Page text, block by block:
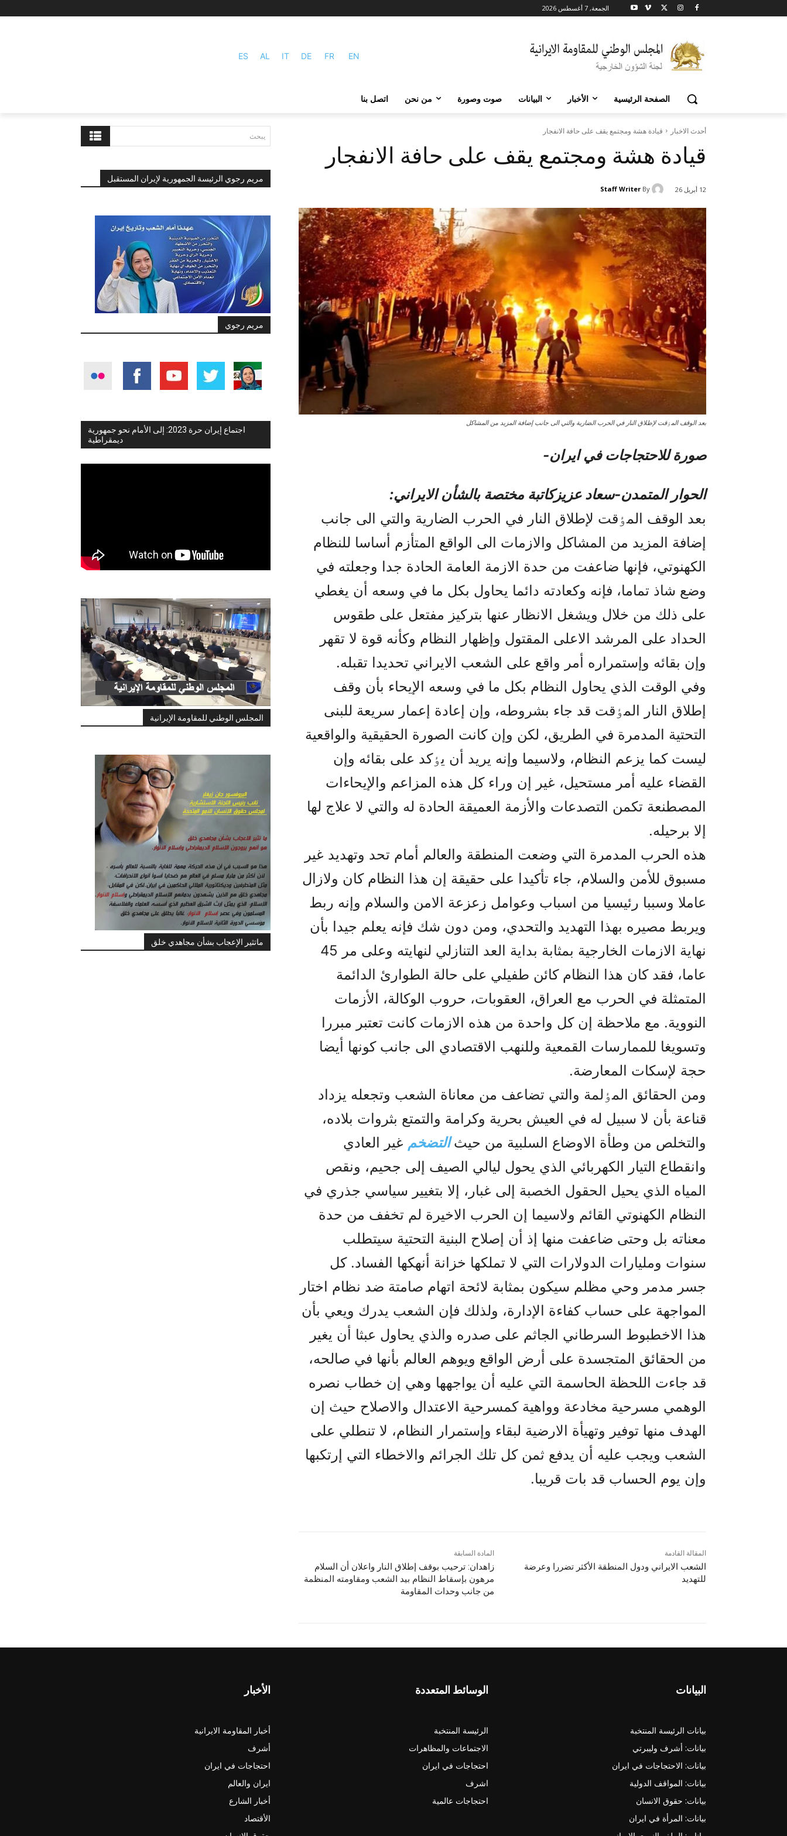
الجمعة, 7 أغسطس 2026
ES AL IT DE FR EN
الصفحة الرئيسية الأخبار البيانات صوت وصورة من نحن اتصل بنا
يبحث
مريم رجوي الرئيسة الجمهورية لإيران المستقبل
مريم رجوي
اجتماع إيران حرة 2023: إلى الأمام نحو جمهورية
ديمقراطية
المجلس الوطني للمقاومة الإيرانية
ماتثير الإعجاب بشأن مجاهدي خلق
أحدث الاخبار قيادة هشة ومجتمع يقف على حافة الانفجار
قيادة هشة ومجتمع يقف على حافة الانفجار
12 أبريل 26 By
Staff Writer
بعد الوقف المٶقت لإطلاق النار في الحرب الضارية والتي الى جانب إضافة المزيد من المشاکل
صورة للاحتجاجات في ایران-
الحوار المتمدن-سعاد عزيزکاتبة مختصة بالشأن الايراني:
بعد الوقف المٶقت لإطلاق النار في الحرب الضارية والتي الى جانب
إضافة المزيد من المشاکل والازمات الى الواقع المتأزم أساسا للنظام
الکهنوتي، فإنها ضاعفت من حدة الازمة العامة الحادة جدا وجعلته في
وضع شاذ تماما، فإنه وکعادته دائما يحاول بکل ما في وسعه أن يغطي
على ذلك من خلال ويشغل الانظار عنها بترکيز مفتعل على طقوس
الحداد على المرشد الاعلى المقتول وإظهار النظام وکأنه قوة لا تقهر
وإن بقائه وإستمراره أمر واقع على الشعب الايراني تحديدا تقبله.
وفي الوقت الذي يحاول النظام بکل ما في وسعه الإيحاء بأن وقف
إطلاق النار المٶقت قد جاء بشروطه، وإن إعادة إعمار سريعة للبنى
التحتية المدمرة في الطريق، لکن وإن کانت الصورة الحقيقية والواقعية
ليست کما يزعم النظام، ولاسيما وإنه يريد أن يٶکد على بقائه وإن
القضاء عليه أمر مستحيل، غير إن وراء کل هذه المزاعم والإيحاءات
المصطنعة تکمن التصدعات والأزمة العميقة الحادة له والتي لا علاج لها
إلا برحيله.
هذه الحرب المدمرة التي وضعت المنطقة والعالم أمام تحد وتهديد غير
مسبوق للأمن والسلام، جاء تأکيدا على حقيقة إن هذا النظام کان ولازال
عاملا وسببا رئيسيا من اسباب وعوامل زعزعة الامن والسلام وإنه ربط
ويربط مصيره بهذا التهديد والتحدي، ومن دون شك فإنه يعلم جيدا بأن
نهاية الازمات الخارجية بمثابة بداية العد التنازلي لنهايته وعلى مر 45
عاما، فقد کان هذا النظام کائن طفيلي على حالة الطوارئ الدائمة
المتمثلة في الحرب مع العراق، العقوبات، حروب الوكالة، الأزمات
النووية. مع ملاحظة إن کل واحدة من هذه الازمات کانت تعتبر مبررا
وتسويغا للممارسات القمعية وللنهب الاقتصادي الى جانب کونها أيضا
حجة لإسکات المعارضة.
ومن الحقائق المٶلمة والتي تضاعف من معاناة الشعب وتجعله يزداد
قناعة بأن لا سبيل له في العيش بحرية وکرامة والتمتع بثروات بلاده،
والتخلص من وطأة الاوضاع السلبية من حيثالتضخم غير العادي
وانقطاع التيار الكهربائي الذي يحول ليالي الصيف إلى جحيم، ونقص
المياه الذي يحيل الحقول الخصبة إلى غبار، إلا بتغيير سياسي جذري في
النظام الکهنوتي القائم ولاسيما إن الحرب الاخيرة لم تخفف من حدة
معناته بل وحتى ضاعفت منها إذ أن إصلاح البنية التحتية سيتطلب
سنوات ومليارات الدولارات التي لا تملكها خزانة أنهكها الفساد. كل
جسر مدمر وحي مظلم سيكون بمثابة لائحة اتهام صامتة ضد نظام اختار
المواجهة على حساب كفاءة الإدارة، ولذلك فإن الشعب يدرك ويعي بأن
هذا الاخطبوط السرطاني الجاثم على صدره والذي يحاول عبثا أن يغير
من الحقائق المتجسدة على أرض الواقع ويوهم العالم بأنها في صالحه،
قد جاءت اللحظة الحاسمة التي عليه أن يواجهها وهي إن خطاب نصره
الوهمي مسرحية مخادعة وواهية کمسرحية الاعتدال والاصلاح حيث إن
الهدف منها توفير وتهيأة الارضية لبقاء وإستمرار النظام، لا تنطلي على
الشعب ويجب عليه أن يدفع ثمن کل تلك الجرائم والاخطاء التي إرتکبها
وإن يوم الحساب قد بات قريبا.
المادة السابقة
زاهدان: ترحیب بوقف إطلاق النار واعلان أن السلام
مرهون بإسقاط النظام بيد الشعب ومقاومته المنظمة
من جانب وحدات المقاومة
المقالة القادمة
الشعب الايراني ودول المنطقة الأكثر تضررا وعرضة
للتهديد
الأخبار
أخبار المقاومة الايرانية
أشرف
احتجاجات في ايران
ايران والعالم
أخبار الشارع
الأقتصاد
الوسائط المتعددة
الرئيسة المنتخبة
الاجتماعات والمظاهرات
احتجاجات في ايران
اشرف
احتجاجات عالمية
البيانات
بيانات الرئيسة المنتخبة
بيانات: أشرف وليبرتي
بيانات: الاحتجاجات في ايران
بيانات: المواقف الدولية
بيانات: حقوق الانسان
بيانات: المرأة في ايران